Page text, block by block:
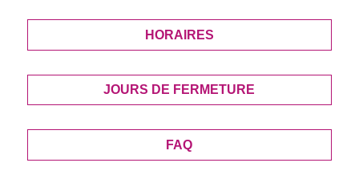
HORAIRES
JOURS DE FERMETURE
FAQ